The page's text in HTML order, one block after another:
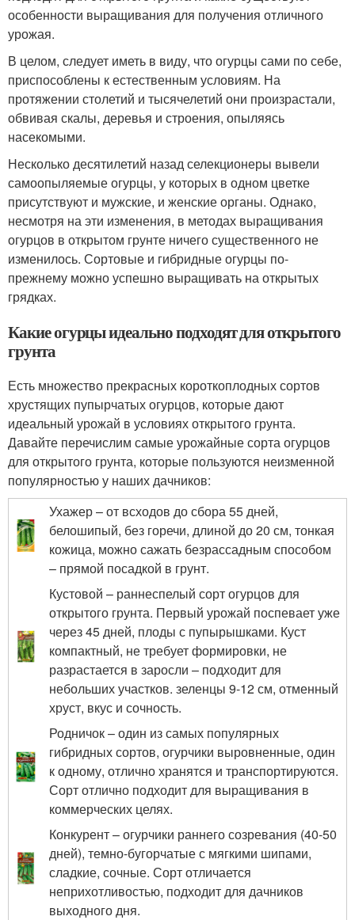
особенности выращивания для получения отличного
урожая.
В целом, следует иметь в виду, что огурцы сами по себе,
приспособлены к естественным условиям. На
протяжении столетий и тысячелетий они произрастали,
обвивая скалы, деревья и строения, опыляясь
насекомыми.
Несколько десятилетий назад селекционеры вывели
самоопыляемые огурцы, у которых в одном цветке
присутствуют и мужские, и женские органы. Однако,
несмотря на эти изменения, в методах выращивания
огурцов в открытом грунте ничего существенного не
изменилось. Сортовые и гибридные огурцы по-
прежнему можно успешно выращивать на открытых
грядках.
Какие огурцы идеально подходят для открытого
грунта
Есть множество прекрасных короткоплодных сортов
хрустящих пупырчатых огурцов, которые дают
идеальный урожай в условиях открытого грунта.
Давайте перечислим самые урожайные сорта огурцов
для открытого грунта, которые пользуются неизменной
популярностью у наших дачников:
Ухажер – от всходов до сбора 55 дней,
белошипый, без горечи, длиной до 20 см, тонкая
кожица, можно сажать безрассадным способом
– прямой посадкой в грунт.
Кустовой – раннеспелый сорт огурцов для
открытого грунта. Первый урожай поспевает уже
через 45 дней, плоды с пупырышками. Куст
компактный, не требует формировки, не
разрастается в заросли – подходит для
небольших участков. зеленцы 9-12 см, отменный
хруст, вкус и сочность.
Родничок – один из самых популярных
гибридных сортов, огурчики выровненные, один
к одному, отлично хранятся и транспортируются.
Сорт отлично подходит для выращивания в
коммерческих целях.
Конкурент – огурчики раннего созревания (40-50
дней), темно-бугорчатые с мягкими шипами,
сладкие, сочные. Сорт отличается
неприхотливостью, подходит для дачников
выходного дня.